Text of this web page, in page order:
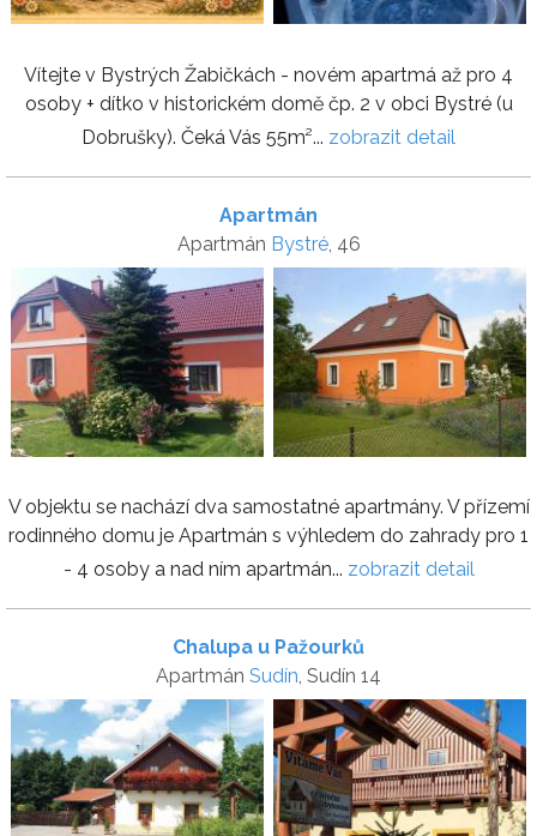
Vítejte v Bystrých Žabičkách - novém apartmá až pro 4
osoby + dítko v historickém domě čp. 2 v obci Bystré (u
Dobrušky). Čeká Vás 55m²... zobrazit detail
Apartmán
Apartmán Bystré, 46
V objektu se nachází dva samostatné apartmány. V přízemí
rodinného domu je Apartmán s výhledem do zahrady pro 1
- 4 osoby a nad ním apartmán... zobrazit detail
Chalupa u Pažourků
Apartmán Sudín , Sudín 14